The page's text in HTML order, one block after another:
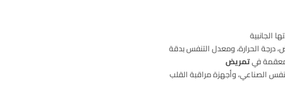
الجانبية
الحرارة، ومعدل التنفس بدقة
معقمة فيتمريض
الصناعي، وأجهزة مراقبة القلب